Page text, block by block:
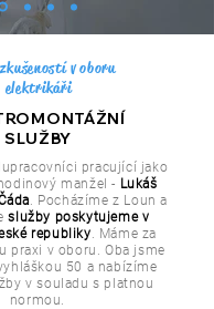
v oboru
elektrikáři
SLUŽBY
pracující jako
manžel - Lukáš
. Pocházíme z Loun a
služby poskytujeme v
republiky. Máme za
praxi v oboru. Oba jsme
50 a nabízíme
v souladu s platnou
normou.